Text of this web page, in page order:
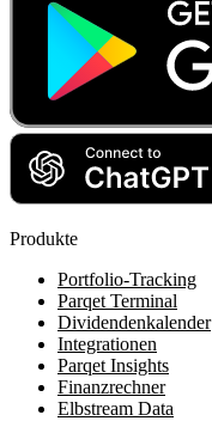
Produkte
Portfolio-Tracking
Parqet Terminal
Dividendenkalender
Integrationen
Parqet Insights
Finanzrechner
Elbstream Data